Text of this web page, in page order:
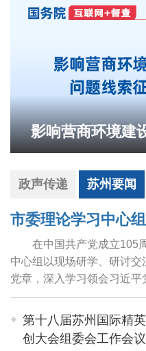
政声传递 苏州要闻
在中国共产党成立105
中心组以现场研学、研讨
党章，深入学习领会习近
的历史的重要论述，坚定
党治党责任，以高质量党
第十八届苏州国际精
创大会组委会工作会